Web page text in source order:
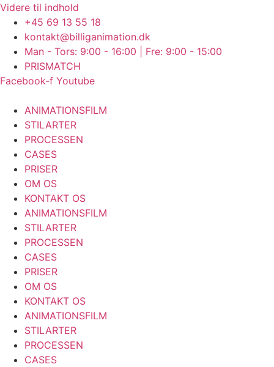
Videre til indhold
+45 69 13 55 18
kontakt@billiganimation.dk
Man - Tors: 9:00 - 16:00 | Fre: 9:00 - 15:00
PRISMATCH
Facebook-f Youtube
ANIMATIONSFILM
STILARTER
PROCESSEN
CASES
PRISER
OM OS
KONTAKT OS
ANIMATIONSFILM
STILARTER
PROCESSEN
CASES
PRISER
OM OS
KONTAKT OS
ANIMATIONSFILM
STILARTER
PROCESSEN
CASES